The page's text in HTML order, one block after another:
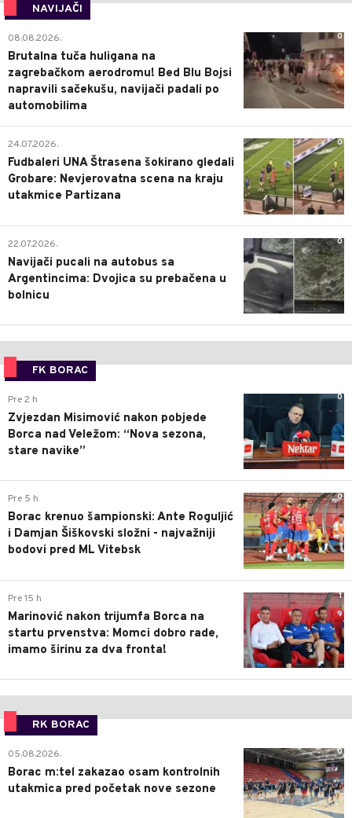
NAVIJAČI
0
08.08.2026.
Brutalna tuča huligana na
zagrebačkom aerodromu! Bed Blu Bojsi
napravili sačekušu, navijači padali po
automobilima
0
24.07.2026.
Fudbaleri UNA Štrasena šokirano gledali
Grobare: Nevjerovatna scena na kraju
utakmice Partizana
0
22.07.2026.
Navijači pucali na autobus sa
Argentincima: Dvojica su prebačena u
bolnicu
FK BORAC
0
Pre 2 h
Zvjezdan Misimović nakon pobjede
Borca nad Veležom: “Nova sezona,
stare navike”
0
Pre 5 h
Borac krenuo šampionski: Ante Roguljić
i Damjan Šiškovski složni - najvažniji
bodovi pred ML Vitebsk
1
Pre 15 h
Marinović nakon trijumfa Borca na
startu prvenstva: Momci dobro rade,
imamo širinu za dva fronta!
RK BORAC
0
05.08.2026.
Borac m:tel zakazao osam kontrolnih
utakmica pred početak nove sezone